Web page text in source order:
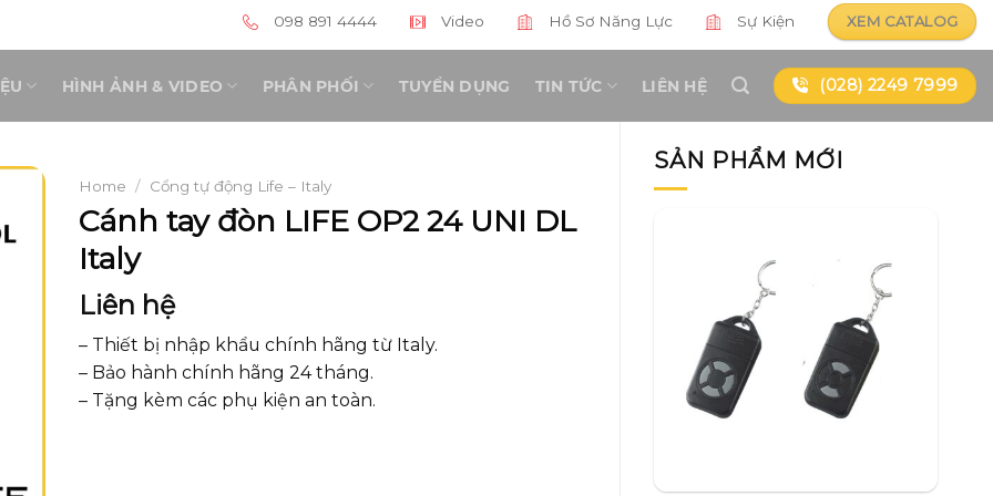
098 891 4444 Video Hồ Sơ Năng Lực Sự Kiện XEM CATALOG
HÌNH ẢNH & VIDEO PHÂN PHỐI TUYỂN DỤNG TIN TỨC LIÊN HỆ (028) 2249 7999
SẢN PHẨM MỚI
Home / Cổng tự động Life – Italy
Cánh tay đòn LIFE OP2 24 UNI DL
Italy
Liên hệ
– Thiết bị nhập khẩu chính hãng từ Italy.
– Bảo hành chính hãng 24 tháng.
– Tặng kèm các phụ kiện an toàn.